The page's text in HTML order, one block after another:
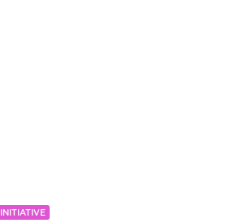
INITIATIVE